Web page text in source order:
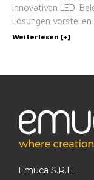
innovativen LED-
Lösungen vorstellen
Weiterlesen [+]
Emuca S.R.L.